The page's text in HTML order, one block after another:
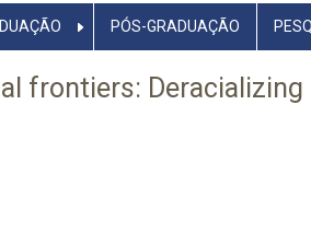
PÓS-GRADUAÇÃO
frontiers: